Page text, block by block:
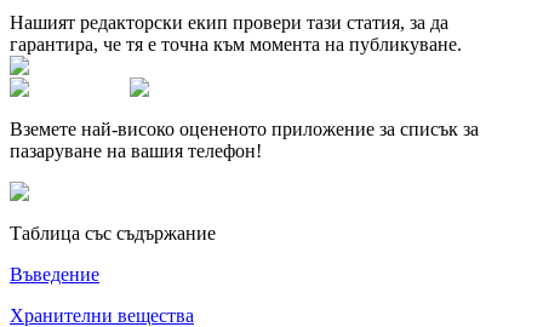
Нашият редакторски екип провери тази статия, за да
гарантира, че тя е точна към момента на публикуване.
Вземете най-високо оцененото приложение за списък за
пазаруване на вашия телефон!
Таблица със съдържание
Въведение
Хранителни вещества